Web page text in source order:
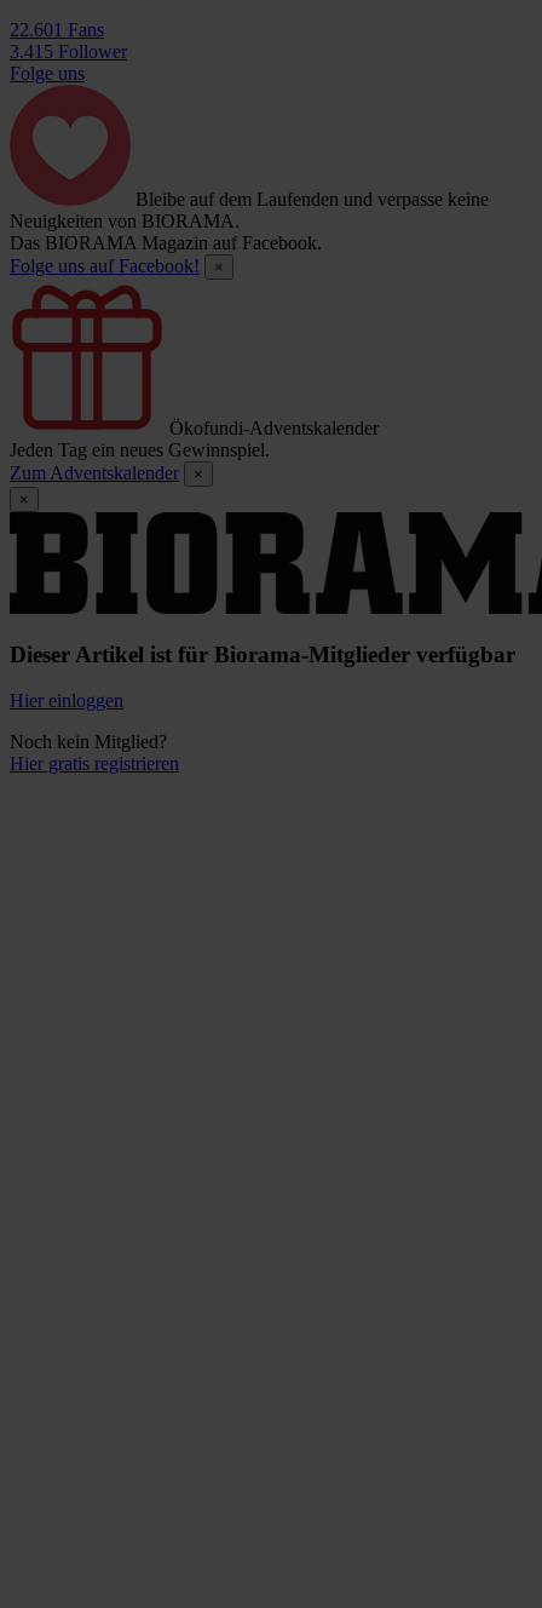
22.601 Fans
3.415 Follower
Folge uns
Bleibe auf dem Laufenden und verpasse keine
Neuigkeiten von BIORAMA.
Das BIORAMA Magazin auf Facebook.
Folge uns auf Facebook!
×
Ökofundi-Adventskalender
Jeden Tag ein neues Gewinnspiel.
Zum Adventskalender
×
×
Dieser Artikel ist für Biorama-Mitglieder verfügbar
Hier einloggen
Noch kein Mitglied?
Hier gratis registrieren